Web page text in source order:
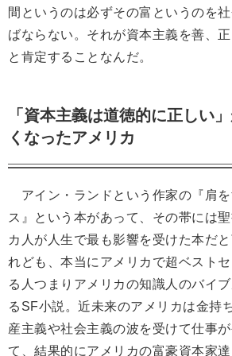
間というのは必ずその富というのを
ばならない。それが資本主義を善、
と肯定することなんだ。
「資本主義は道徳的に正しい
くなったアメリカ
アイン・ランドという作家の『肩
ス』という本があって、その帯には
カ人が人生で最も影響を受けた本だ
れども、本当にアメリカで超ベスト
る人つまりアメリカの知識人のバイ
るSF小説。近未来のアメリカは金持
産主義や社会主義の波を受けて仕事
て、結果的にアメリカの富豪資本家